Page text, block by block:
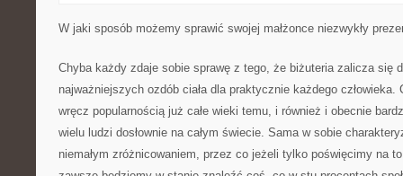
W jaki sposób możemy sprawić swojej małżonce niezwykły
Chyba każdy zdaje sobie sprawę z tego, że biżuteria zalicza się
najważniejszych ozdób ciała dla praktycznie każdego człowieka.
wręcz popularnością już całe wieki temu, i również i obecnie
wielu ludzi dosłownie na całym świecie. Sama w sobie
niemałym zróżnicowaniem, przez co jeżeli tylko poświęcimy na